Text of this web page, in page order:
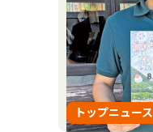
トップニュース